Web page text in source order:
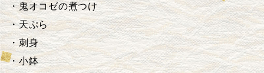
・鬼オコゼの煮つけ
・天ぷら
・刺身
・小鉢